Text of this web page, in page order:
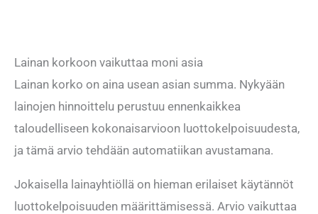
Lainan korkoon vaikuttaa moni asia
Lainan korko on aina usean asian summa. Nykyään
lainojen hinnoittelu perustuu ennenkaikkea
taloudelliseen kokonaisarvioon luottokelpoisuudesta,
ja tämä arvio tehdään automatiikan avustamana.
Jokaisella lainayhtiöllä on hieman erilaiset käytännöt
luottokelpoisuuden määrittämisessä. Arvio vaikuttaa